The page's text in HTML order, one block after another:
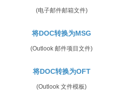
(电子邮件邮箱文件)
将DOC转换为MSG
(Outlook 邮件项目文件)
将DOC转换为OFT
(Outlook 文件模板)